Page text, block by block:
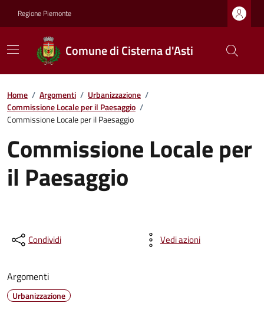
Regione Piemonte
Comune di Cisterna d'Asti
Home / Argomenti / Urbanizzazione /
Commissione Locale per il Paesaggio /
Commissione Locale per il Paesaggio
Commissione Locale per
il Paesaggio
Condividi Vedi azioni
Argomenti
Urbanizzazione